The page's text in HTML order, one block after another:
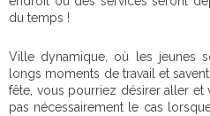
du temps !
Ville dynamique, où les jeunes
longs moments de travail et
fête, vous pourriez désirer aller et
pas nécessairement le cas